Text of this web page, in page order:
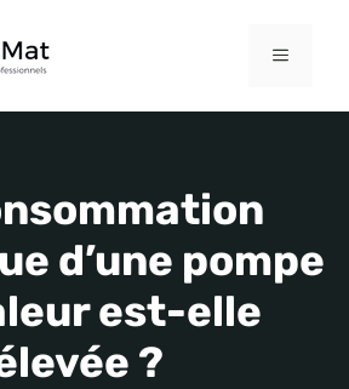
MENU
d’une pompe
est-elle
?